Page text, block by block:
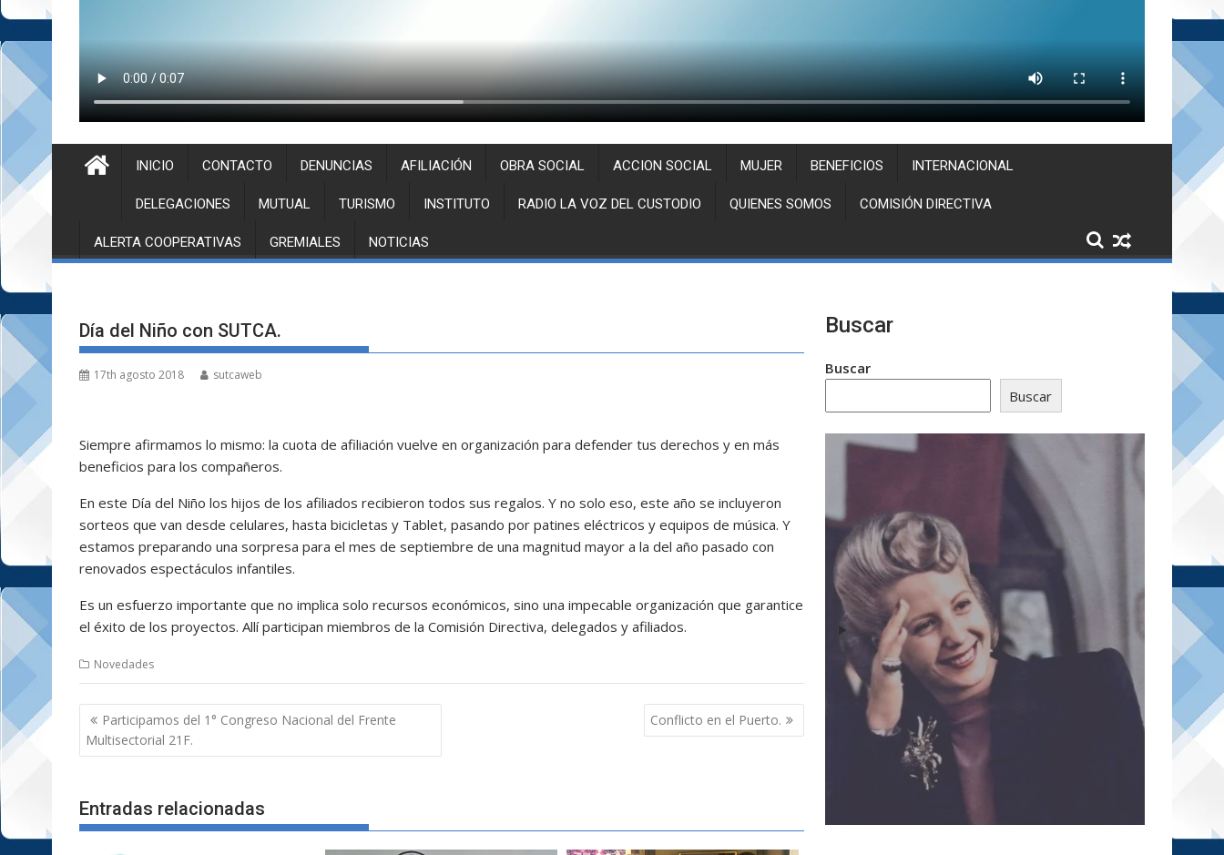
INICIO CONTACTO DENUNCIAS AFILIACIÓN OBRA SOCIAL ACCION SOCIAL MUJER BENEFICIOS INTERNACIONAL
DELEGACIONES MUTUAL TURISMO INSTITUTO RADIO LA VOZ DEL CUSTODIO QUIENES SOMOS COMISIÓN DIRECTIVA
ALERTA COOPERATIVAS GREMIALES NOTICIAS
Día del Niño con SUTCA.
17th agosto 2018 sutcaweb
Siempre afirmamos lo mismo: la cuota de afiliación vuelve en organización para defender tus derechos y en más
beneficios para los compañeros.
En este Día del Niño los hijos de los afiliados recibieron todos sus regalos. Y no solo eso, este año se incluyeron
sorteos que van desde celulares, hasta bicicletas y Tablet, pasando por patines eléctricos y equipos de música. Y
estamos preparando una sorpresa para el mes de septiembre de una magnitud mayor a la del año pasado con
renovados espectáculos infantiles.
Es un esfuerzo importante que no implica solo recursos económicos, sino una impecable organización que garantice
el éxito de los proyectos. Allí participan miembros de la Comisión Directiva, delegados y afiliados.
Novedades
Navegación
de
entradas
Participamos del 1° Congreso Nacional del Frente
Multisectorial 21F.
Conflicto en el Puerto.
Entradas relacionadas
Buscar
Buscar
Buscar